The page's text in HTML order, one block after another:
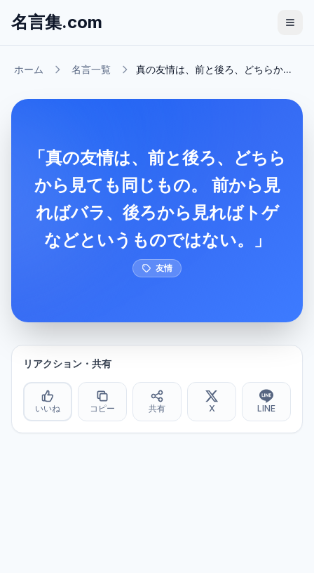
名言集.com
ホーム 名言一覧 真の友情は、前と後ろ、どちらか...
「真の友情は、前と後ろ、どちら
から見ても同じもの。 前から見
ればバラ、後ろから見ればトゲ
などというものではない。」
友情
リアクション・共有
いいね コピー 共有 X LINE